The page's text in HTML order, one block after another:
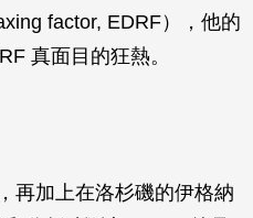
factor, EDRF），他的
真面目的狂熱。
再加上在洛杉磯的伊格納